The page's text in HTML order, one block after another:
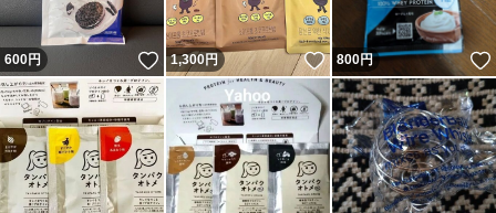
600円 いいね！
1,300円 いいね！
800円